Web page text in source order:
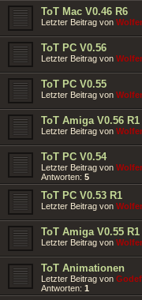
ToT Mac V0.46 R6
Letzter Beitrag von
ToT PC V0.56
Letzter Beitrag von
ToT PC V0.55
Letzter Beitrag von
ToT Amiga V0.56 R1
Letzter Beitrag von
ToT PC V0.54
Letzter Beitrag von
Antworten: 5
ToT PC V0.53 R1
Letzter Beitrag von
ToT Amiga V0.55 R1
Letzter Beitrag von
ToT Animationen
Letzter Beitrag von
Antworten: 1